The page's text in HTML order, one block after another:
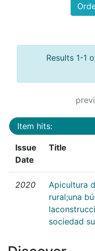
Results 1-1
Item hits:
Issue
Date
Title
2020
Apicultura
rural;una
sociedad